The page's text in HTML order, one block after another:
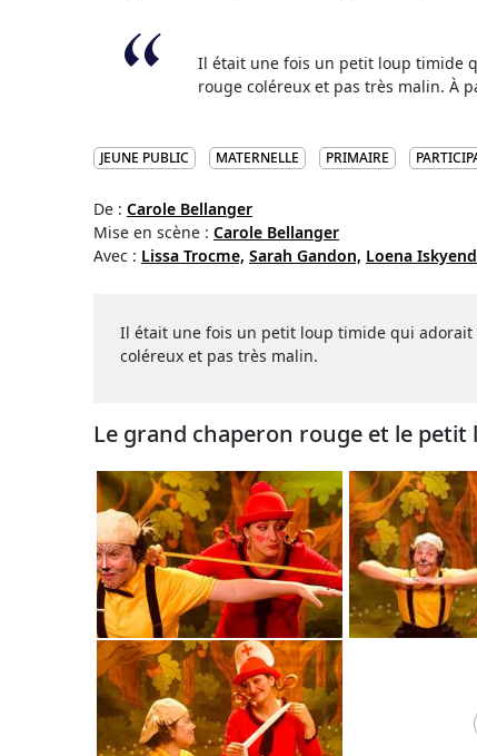
Il était une fois un petit loup timide
rouge coléreux et pas très malin. À
JEUNE PUBLIC MATERNELLE PRIMAIRE
De : Carole Bellanger
Mise en scène : Carole Bellanger
Avec : Lissa Trocme, Sarah Gandon, Loena
Il était une fois un petit loup timide qui
coléreux et pas très malin.
Le grand chaperon rouge et le petit